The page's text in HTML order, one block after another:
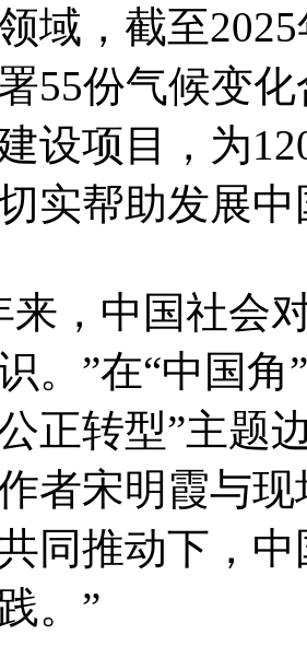
域，截至
55份气候变
设项目，为
实帮助发展
，中国社会
。”在“中国
正转型”主题
者宋明霞与
同推动下，
。”